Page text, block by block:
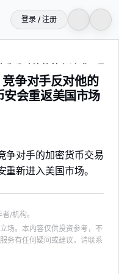
登录 / 注册
手反对他的赦免请求，因
争对手反对他的
会重返美国市场
争对手的加密货币交易
新进入美国市场。
/机构。
场。本内容仅供投资参考，不
务有任何疑问或建议，请联系